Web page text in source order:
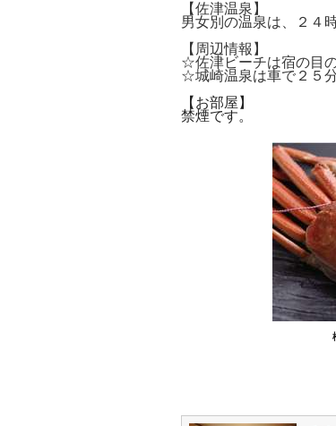
【佐津温泉】
男女別の温泉は、２４
【周辺情報】
☆佐津ビーチは宿の目
☆城崎温泉は車で２５
【お部屋】
​禁煙です。